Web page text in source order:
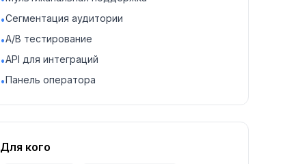
•Сегментация аудитории
•A/B тестирование
•API для интеграций
•Панель оператора
Для кого